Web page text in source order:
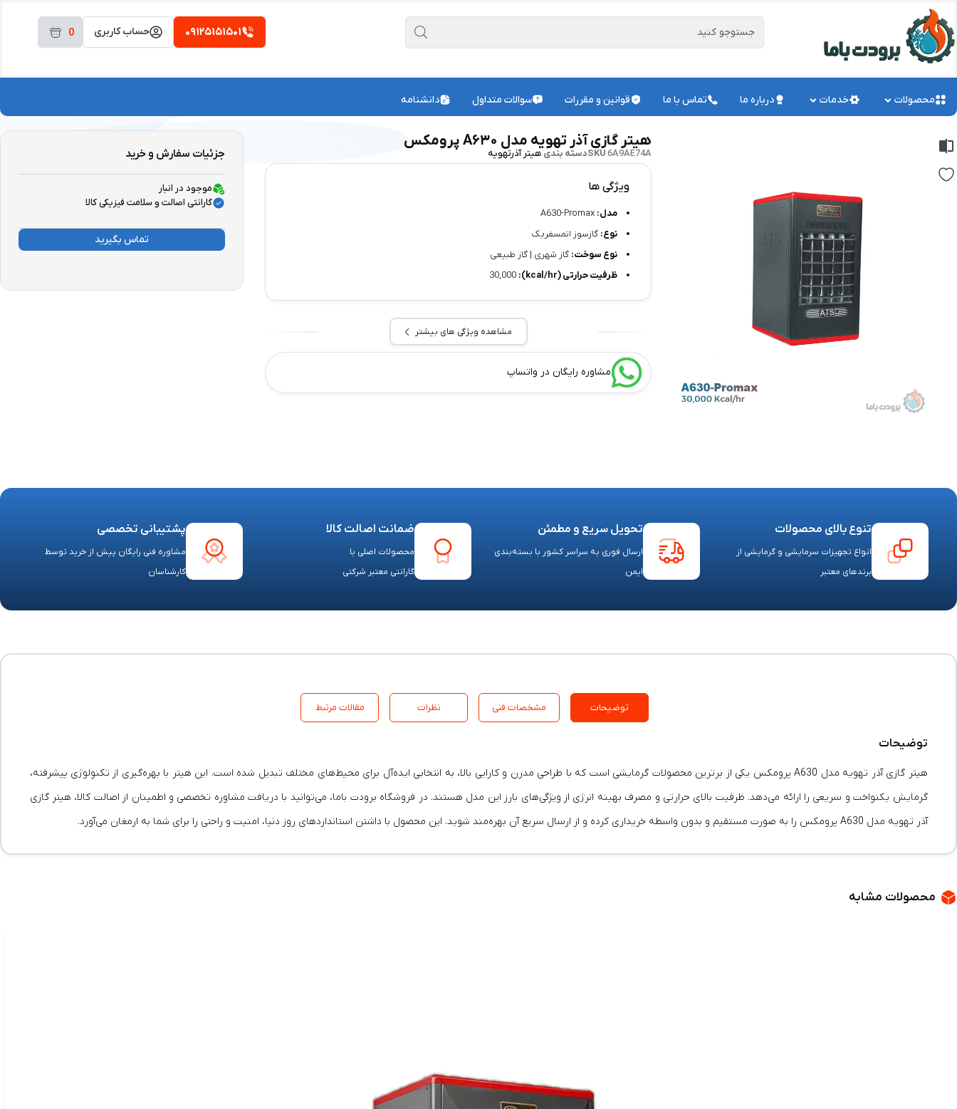
0 حساب کاربری ۰۹۱۲۵۱۵۱۵۰۱
محصولات خدمات درباره ما تماس با ما قوانین و مقررات سوالات متداول دانشنامه
هیتر گازی آذر تهویه مدل A۶۳۰ پرومکس
SKU6A9AE74A دسته بندی هیتر آذرتهویه
ویژگی ها
مدل:
نوع: گازسوز اتمسفریک
نوع سوخت: گاز شهری | گاز طبیعی
ظرفیت حرارتی (kcal/hr):
مشاهده ویژگی های بیشتر
مشاوره رایگان در واتساپ
جزئیات سفارش و خرید
موجود در انبار
گارانتی اصالت و سلامت فیزیکی کالا
تماس بگیرید
تنوع بالای محصولات
انواع تجهیزات سرمایشی و گرمایشی از
برندهای معتبر
تحویل سریع و مطمئن
ارسال فوری به سراسر کشور با بسته‌بندی
ایمن
ضمانت اصالت کالا
محصولات اصلی با
گارانتی معتبر شرکتی
پشتیبانی تخصصی
مشاوره فنی رایگان پیش از خرید توسط
کارشناسان
توضیحات مشخصات فنی نظرات مقالات مرتبط
توضیحات
هیتر گازی آذر تهویه مدل A630 پرومکس یکی از برترین محصولات گرمایشی است که با طراحی مدرن و کارایی بالا، به انتخابی ایده‌آل برای محیط‌های مختلف تبدیل شده است. این هیتر با بهره‌گیری از تکنولوژی پیشرفته،
گرمایش یکنواخت و سریعی را ارائه می‌دهد. ظرفیت بالای حرارتی و مصرف بهینه انرژی از ویژگی‌های بارز این مدل هستند. در فروشگاه برودت باما، می‌توانید با دریافت مشاوره تخصصی و اطمینان از اصالت کالا، هیتر گازی
آذر تهویه مدل A630 پرومکس را به صورت مستقیم و بدون واسطه خریداری کرده و از ارسال سریع آن بهره‌مند شوید. این محصول با داشتن استانداردهای روز دنیا، امنیت و راحتی را برای شما به ارمغان می‌آورد.
محصولات مشابه